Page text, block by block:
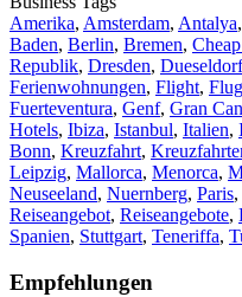
Amerika, Amsterdam, Antalya,
Baden, Berlin, Bremen,
Republik, Dresden, Dueseldorf
Ferienwohnungen, Flight, Flug
Fuerteventura, Genf, Gran
Hotels, Ibiza, Istanbul, Italien,
Bonn, Kreuzfahrt,
Leipzig, Mallorca, Menorca,
Neuseeland, Nuernberg, Paris,
Reiseangebot, Reiseangebote,
Spanien, Stuttgart, Teneriffa,
Empfehlungen